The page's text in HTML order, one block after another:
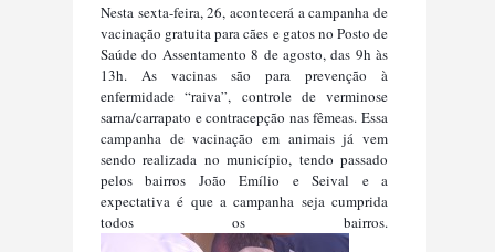
Nesta sexta-feira, 26, acontecerá a campanha de
vacinação gratuita para cães e gatosno Posto de
Saúde do Assentamento 8 de agosto, das 9h às
13h. As vacinas são para prevenção à
enfermidade “raiva”, controle de verminose
sarna/carrapato e contracepção nas fêmeas. Essa
campanha de vacinação em animais já vem
sendo realizada no município, tendo passado
pelos bairros João Emílio e Seival e a
expectativa é que a campanha seja cumprida
todos os bairros.